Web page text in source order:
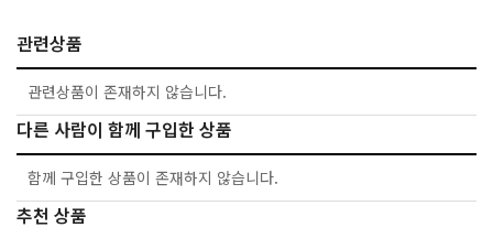
관련상품
관련상품이 존재하지 않습니다.
다른 사람이 함께 구입한 상품
함께 구입한 상품이 존재하지 않습니다.
추천 상품